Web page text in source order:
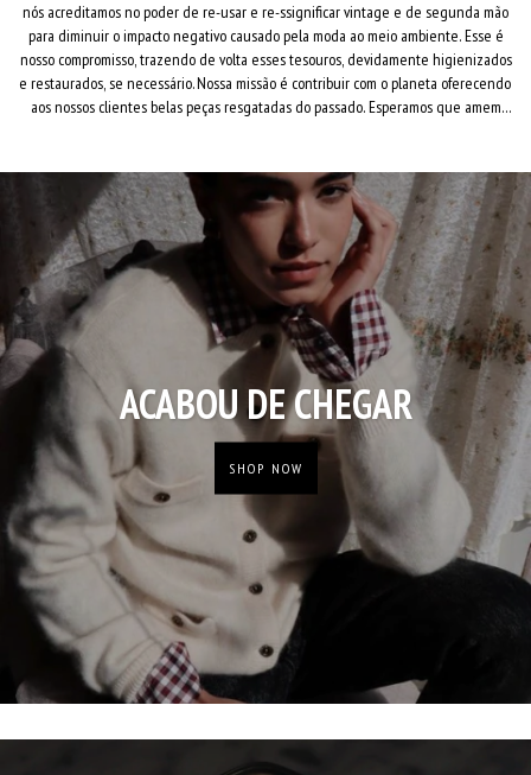
nós acreditamos no poder de re-usar e re-ssignificar vintage e de segunda mão
para diminuir o impacto negativo causado pela moda ao meio ambiente. Esse é
nosso compromisso, trazendo de volta esses tesouros, devidamente higienizados
e restaurados, se necessário. Nossa missão é contribuir com o planeta oferecendo
aos nossos clientes belas peças resgatadas do passado. Esperamos que amem
ACABOU DE CHEGAR
SHOP NOW